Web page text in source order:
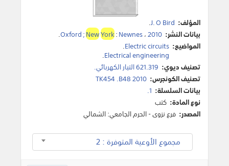
المؤلف: J. O Bird
.
بيانات النشر:
Oxford ;NewYork:Newnes،2010
.
المواضيع: Electric circuits
.
Electrical engineering
.
تصنيف ديوي: 621.319 التيار الكهربائي.
تصنيف الكونجرس: TK454 .B48 2010
بيانات السلسلة: 1.
نوع المادة: كتب
المصدر: فرع نزوى - الحرم الجامعي: الشمالي
مجموع الأوعية المتوفرة : 2